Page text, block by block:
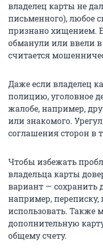
владелец карты не
письменного), любое
признано хищением.
обманули или ввели в
считается
Даже если владелец
полицию, уголовное
жалобе, например,
или знакомого.
соглашения сторон в
Чтобы избежать
владельца карты
вариант — сохранить
например, переписку,
использовать. Также
дополнительную
общему счету.